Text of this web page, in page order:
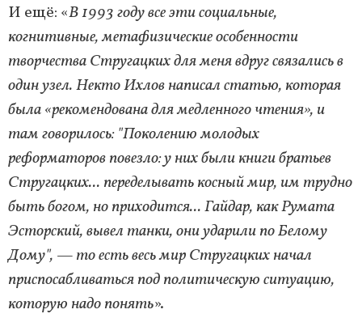
И ещё: «В 1993 году все эти социальные,
когнитивные, метафизические особенности
творчества Стругацких для меня вдруг связались в
один узел. Некто Ихлов написал статью, которая
была «рекомендована для медленного чтения», и
там говорилось: "Поколению молодых
реформаторов повезло: у них были книги братьев
Стругацких... переделывать косный мир, им трудно
быть богом, но приходится... Гайдар, как Румата
Эсторский, вывел танки, они ударили по Белому
Дому", — то есть весь мир Стругацких начал
приспосабливаться под политическую ситуацию,
которую надо понять».